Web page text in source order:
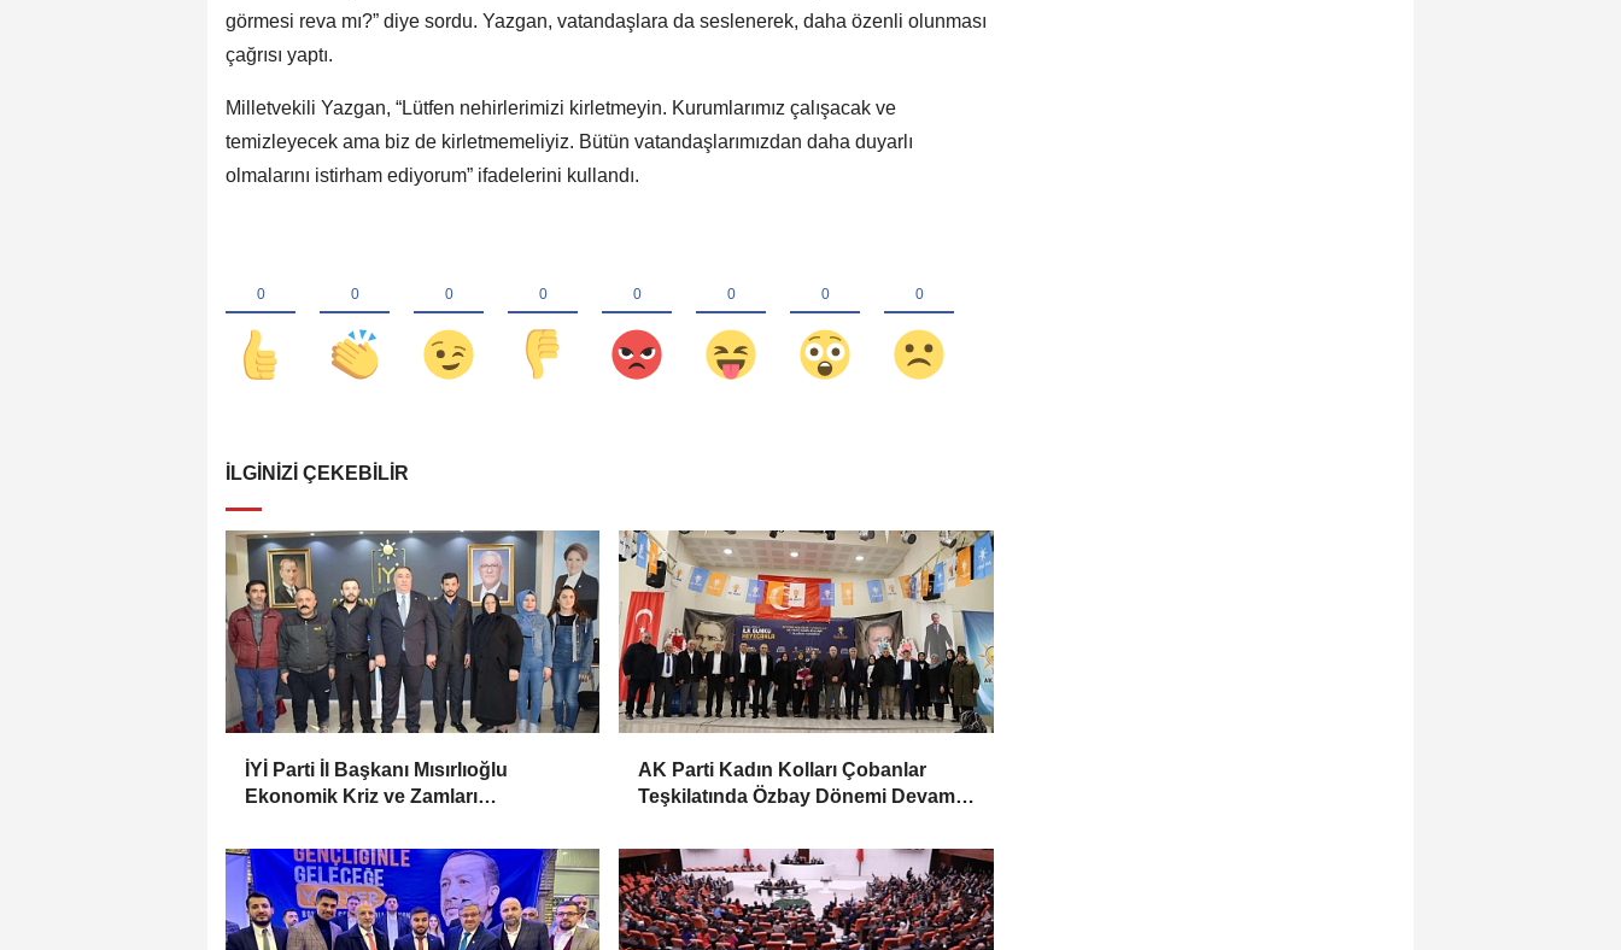
görmesi reva mı?” diye sordu. Yazgan, vatandaşlara da seslenerek, daha özenli olunması
çağrısı yaptı.
Milletvekili Yazgan, “Lütfen nehirlerimizi kirletmeyin. Kurumlarımız çalışacak ve
temizleyecek ama biz de kirletmemeliyiz. Bütün vatandaşlarımızdan daha duyarlı
olmalarını istirham ediyorum” ifadelerini kullandı.
İLGINIZI ÇEKEBILIR
İYİ Parti İl Başkanı Mısırlıoğlu
Ekonomik Kriz ve Zamları
AK Parti Kadın Kolları Çobanlar
Teşkilatında Özbay Dönemi Devam